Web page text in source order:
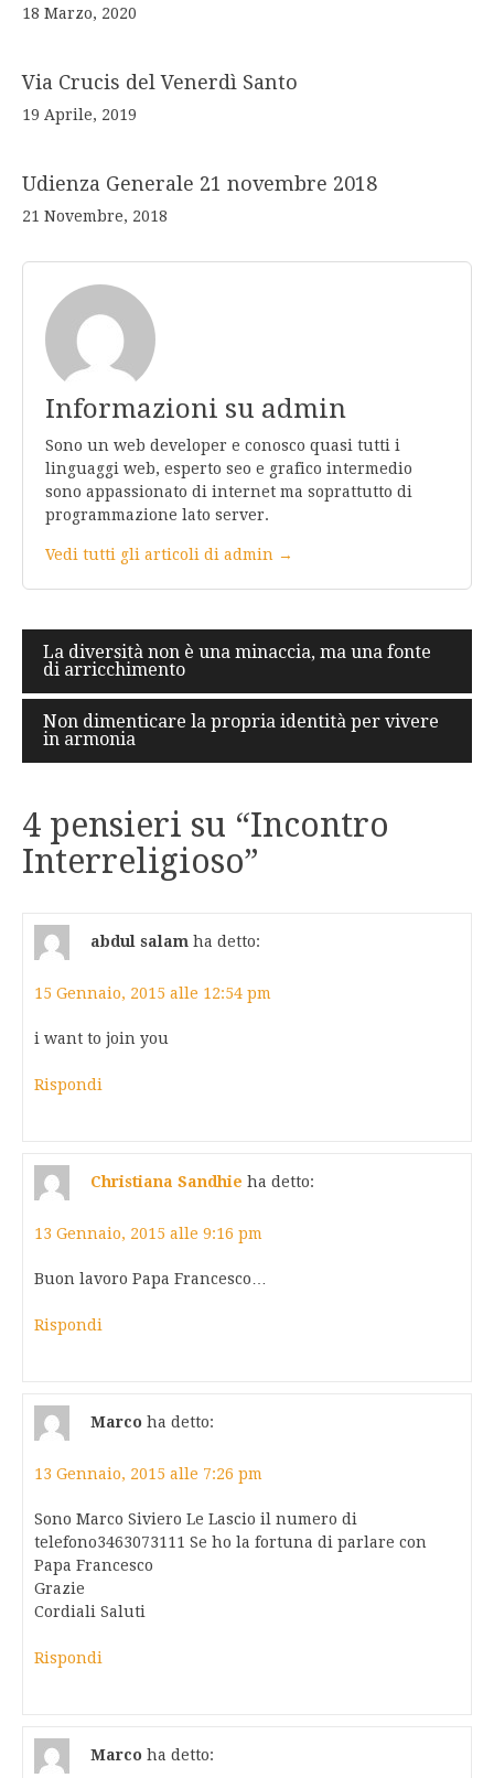
18 Marzo, 2020
Via Crucis del Venerdì Santo
19 Aprile, 2019
Udienza Generale 21 novembre 2018
21 Novembre, 2018
Informazioni su admin
Sono un web developer e conosco quasi tutti i
linguaggi web, esperto seo e grafico intermedio
sono appassionato di internet ma soprattutto di
programmazione lato server.
Vedi tutti gli articoli di admin →
Navigazione
articoli
La diversità non è una minaccia, ma una fonte
di arricchimento
Non dimenticare la propria identità per vivere
in armonia
4 pensieri su “Incontro
Interreligioso”
abdul salam ha detto:
15 Gennaio, 2015 alle 12:54 pm
i want to join you
Rispondi
Christiana Sandhie ha detto:
13 Gennaio, 2015 alle 9:16 pm
Buon lavoro Papa Francesco…
Rispondi
Marco ha detto:
13 Gennaio, 2015 alle 7:26 pm
Sono Marco Siviero Le Lascio il numero di
telefono3463073111 Se ho la fortuna di parlare con
Papa Francesco
Grazie
Cordiali Saluti
Rispondi
Marco ha detto: